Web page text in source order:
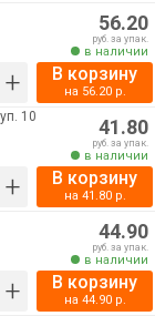
+
56.20
руб. за упак.
в наличии
В корзину
на 56.20р.
10
+
41.80
руб. за упак.
в наличии
В корзину
на 41.80р.
+
44.90
руб. за упак.
в наличии
В корзину
на 44.90р.